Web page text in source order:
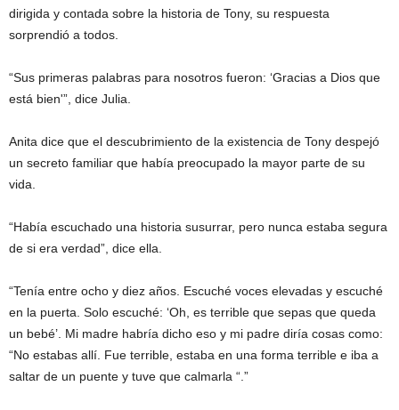
dirigida y contada sobre la historia de Tony, su respuesta
sorprendió a todos.
“Sus primeras palabras para nosotros fueron: ‘Gracias a Dios que
está bien'”, dice Julia.
Anita dice que el descubrimiento de la existencia de Tony despejó
un secreto familiar que había preocupado la mayor parte de su
vida.
“Había escuchado una historia susurrar, pero nunca estaba segura
de si era verdad”, dice ella.
“Tenía entre ocho y diez años. Escuché voces elevadas y escuché
en la puerta. Solo escuché: ‘Oh, es terrible que sepas que queda
un bebé’. Mi madre habría dicho eso y mi padre diría cosas como:
“No estabas allí. Fue terrible, estaba en una forma terrible e iba a
saltar de un puente y tuve que calmarla “.”